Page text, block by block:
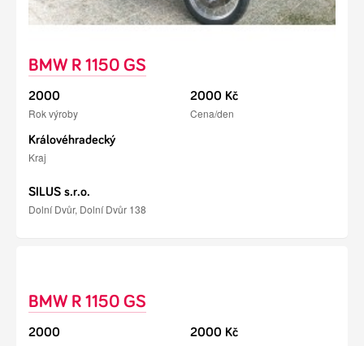
BMW R 1150 GS
2000
Rok výroby
2000 Kč
Cena/den
Královéhradecký
Kraj
SILUS s.r.o.
Dolní Dvůr, Dolní Dvůr 138
BMW R 1150 GS
2000 2000 Kč